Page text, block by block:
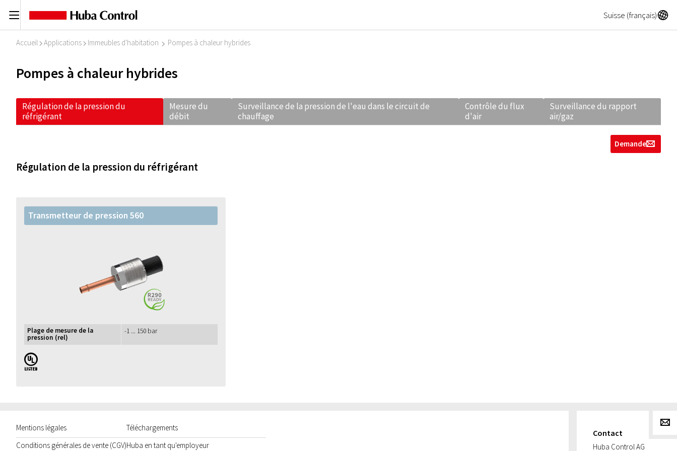
C Suisse (français)A
Accueil I Applications I Immeubles d'habitation I Pompes à chaleur hybrides
Pompes à chaleur hybrides
Régulation de la pression du
réfrigérant
Mesure du
débit
Surveillance de la pression de l'eau dans le circuit de
chauffage
Contrôle du flux
d'air
Surveillance du rapport
air/gaz
Demandeg
Régulation de la pression du réfrigérant
Transmetteur de pression 560
Plage de mesure de la
pression (rel)
-1 ... 150 bar
UL
Mentions légales
Conditions générales de vente (CGV)
Téléchargements
Huba en tant qu'employeur
Contact
Huba Control AG
g